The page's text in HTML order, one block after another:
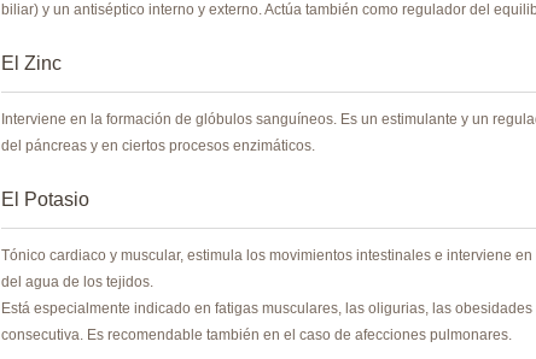
biliar) y un antiséptico interno y externo. Actúa también como regulador del
El Zinc
Interviene en la formación de glóbulos sanguíneos. Es un estimulante y un
del páncreas y en ciertos procesos enzimáticos.
El Potasio
Tónico cardiaco y muscular, estimula los movimientos intestinales e interviene
del agua de los tejidos.
Está especialmente indicado en fatigas musculares, las oligurias, las
consecutiva. Es recomendable también en el caso de afecciones pulmonares.